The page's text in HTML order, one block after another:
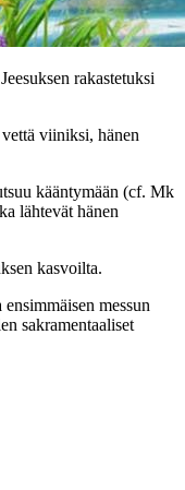
rakastetuksi
viiniksi, hänen
kääntymään (cf. Mk
lähtevät hänen
kasvoilta.
ensimmäisen messun
sakramentaaliset